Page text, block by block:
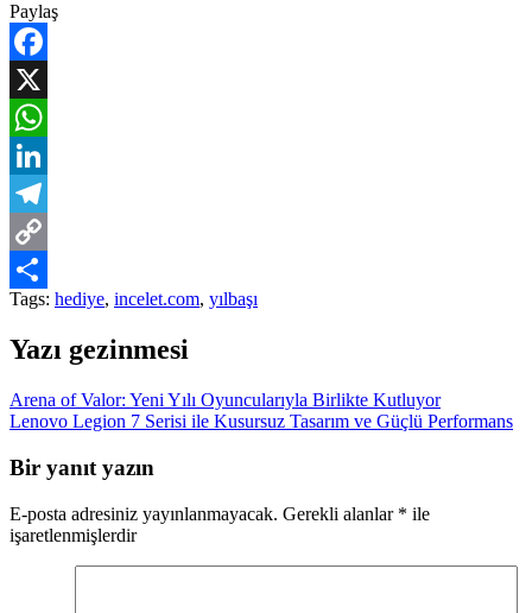
Paylaş
Facebook
X
WhatsApp
LinkedIn
Telegram
Copy
Link
Share
Tags: hediye, incelet.com, yılbaşı
Yazı gezinmesi
Arena of Valor: Yeni Yılı Oyuncularıyla Birlikte Kutluyor
Lenovo Legion 7 Serisi ile Kusursuz Tasarım ve Güçlü Performans
Bir yanıt yazın
E-posta adresiniz yayınlanmayacak. Gerekli alanlar * ile
işaretlenmişlerdir